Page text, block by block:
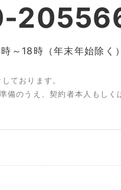
～18時（年末年始除く）
ております。
備のうえ、契約者本人もしく